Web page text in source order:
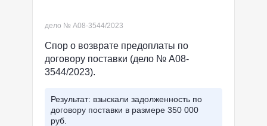
дело № А08-3544/2023
Спор о возврате предоплаты по
договору поставки (дело № А08-
3544/2023).
Результат: взыскали задолженность по
договору поставки в размере 350 000
руб.